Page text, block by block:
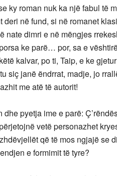
ky roman nuk ka një fabul të
në fund, si në romanet
nate dimri e në mëngjes
ke parë… por, sa e
kalvar, po ti, Taip, e ke
siç janë ëndrrat, madje, jo
me atë të autorit!
dhe pyetja ime e parë:
vetë personazhet
që të mos ngjajë se
e formimit të tyre?